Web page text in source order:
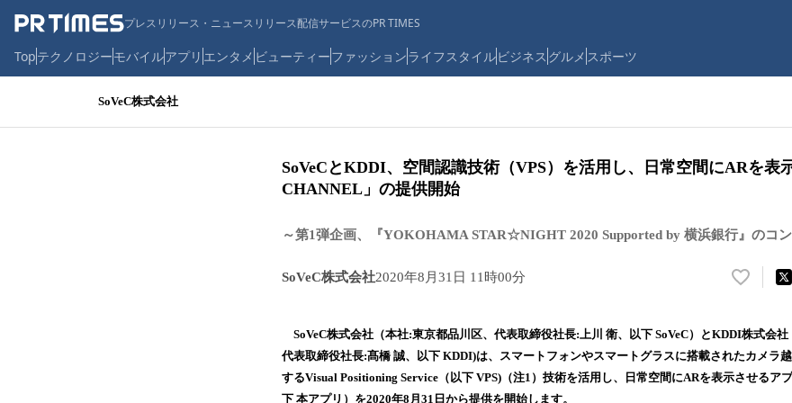
プレスリリース・ニュースリリース配信サービスのPR TIMES
Topテクノロジーモバイルアプリ エンタメ ビューティーファッションライフスタイルビジネス グルメ スポーツ
SoVeC株式会社
SoVeCとKDDI、空間認識技術（VPS）を活用し、日常空間にARを表
CHANNEL」の提供開始
～第1弾企画、『YOKOHAMA STAR☆NIGHT 2020 Supported by 横浜銀行』のコ
SoVeC株式会社2020年8月31日 11時00分
い
！
数
を
SoVeC株式会社（本社:東京都品川区、代表取締役社長:上川 衛、以下 SoVeC）とKDDI株式会社
代表取締役社長:髙橋 誠、以下 KDDI)は、スマートフォンやスマートグラスに搭載されたカメラ
するVisual Positioning Service（以下 VPS)（注1）技術を活用し、日常空間にARを表示させるア
下 本アプリ）を2020年8月31日から提供を開始します。